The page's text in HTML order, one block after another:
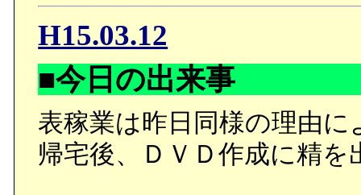
H15.03.12
■今日の出来事
表稼業は昨日同様の理由に
帰宅後、ＤＶＤ作成に精を